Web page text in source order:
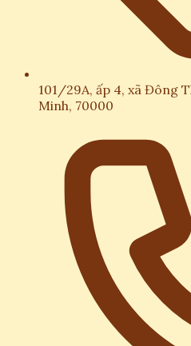
101/29A, ấp 4, xã Đông
Minh, 70000